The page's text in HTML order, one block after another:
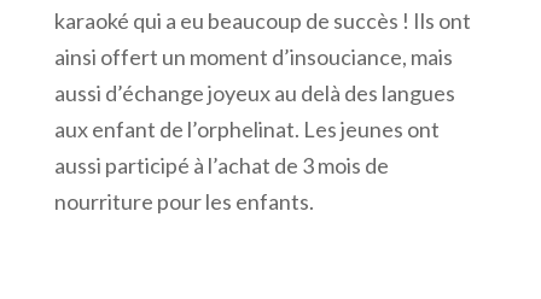
karaoké qui a eu beaucoup de succès ! Ils ont
ainsi offert un moment d’insouciance, mais
aussi d’échange joyeux au delà des langues
aux enfant de l’orphelinat. Les jeunes ont
aussi participé à l’achat de 3 mois de
nourriture pour les enfants.